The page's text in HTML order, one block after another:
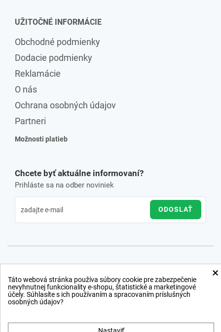
UŽITOČNÉ INFORMÁCIE
Obchodné podmienky
Dodacie podmienky
Reklamácie
O nás
Ochrana osobných údajov
Partneri
Možnosti platieb
Chcete byť aktuálne informovaní?
Prihláste sa na odber noviniek
ODOSLAŤ
×
Táto webová stránka používa súbory cookie pre zabezpečenie
nevyhnutnej funkcionality e-shopu, štatistické a marketingové
účely. Súhlasíte s ich používaním a spracovaním príslušných
osobných údajov?